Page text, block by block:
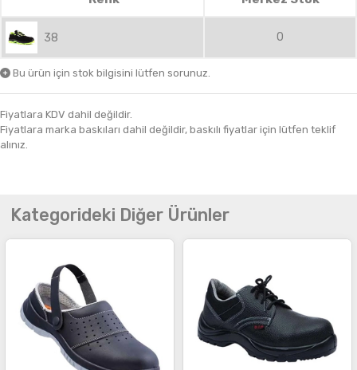
38 0
Bu ürün için stok bilgisini lütfen sorunuz.
Fiyatlara KDV dahil değildir.
Fiyatlara marka baskıları dahil değildir, baskılı fiyatlar için lütfen teklif
alınız.
Kategorideki Diğer Ürünler
İncele İncele